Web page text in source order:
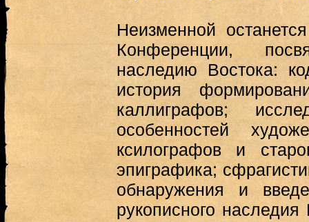
Неизменной
Конференции,
наследию Востока:
история
каллиграфов;
особенностей
ксилографов и
эпиграфика;
обнаружения и
рукописного